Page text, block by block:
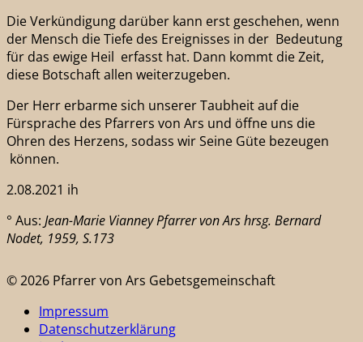
Die Verkündigung darüber kann erst geschehen, wenn
der Mensch die Tiefe des Ereignisses in der Bedeutung
für das ewige Heil erfasst hat. Dann kommt die Zeit,
diese Botschaft allen weiterzugeben.
Der Herr erbarme sich unserer Taubheit auf die
Fürsprache des Pfarrers von Ars und öffne uns die
Ohren des Herzens, sodass wir Seine Güte bezeugen
können.
2.08.2021 ih
° Aus: Jean-Marie Vianney Pfarrer von Ars hrsg. Bernard
Nodet, 1959, S.173
© 2026 Pfarrer von Ars Gebetsgemeinschaft
Impressum
Datenschutzerklärung